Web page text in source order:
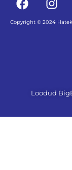
Copyright © 2024
Loodud